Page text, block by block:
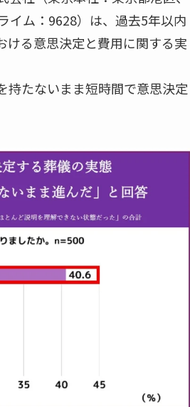
イム：9628）は、過去5年以内
ける意思決定と費用に関する実
たないまま短時間で意思決定